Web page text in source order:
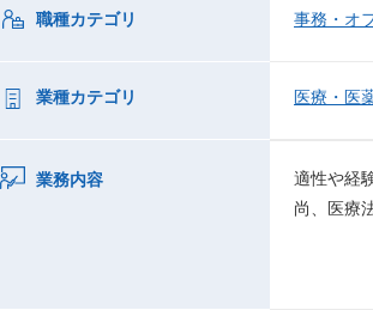
職種カテゴリ 事務・オ
業種カテゴリ 医療・医
業務内容
適性や経
尚、医療